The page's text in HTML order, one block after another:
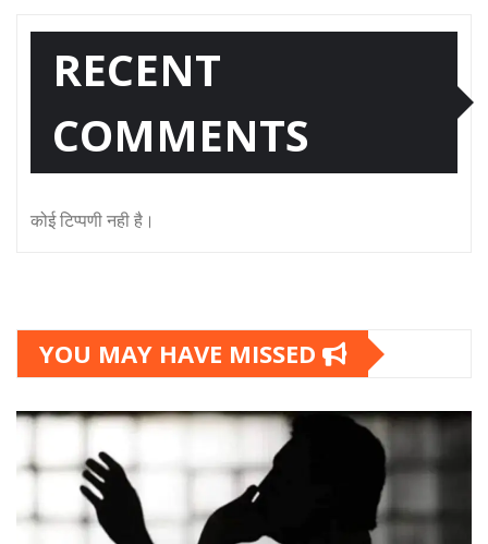
RECENT
COMMENTS
कोई टिप्पणी नही है।
YOU MAY HAVE MISSED